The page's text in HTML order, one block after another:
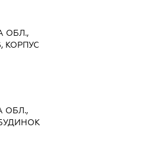
ОБЛ.,
КОРПУС
ОБЛ.,